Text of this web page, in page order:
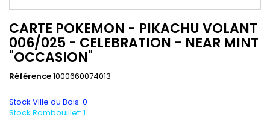
CARTE POKEMON - PIKACHU VOLANT
006/025 - CELEBRATION - NEAR MINT
"OCCASION"
Référence1000660074013
Stock Ville du Bois: 0
Stock Rambouillet: 1